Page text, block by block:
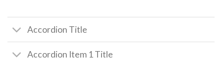
Accordion Title
Accordion Item 1 Title